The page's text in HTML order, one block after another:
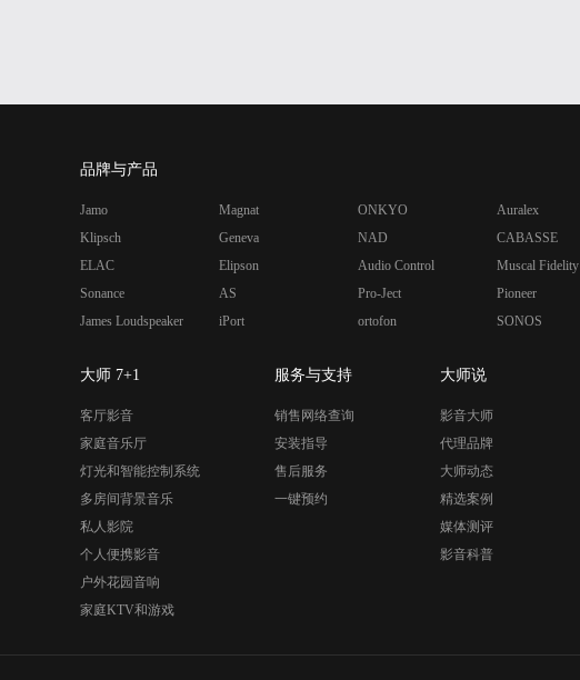
品牌与产品
Jamo
Klipsch
ELAC
Sonance
James Loudspeaker
Magnat
Geneva
Elipson
AS
iPort
ONKYO
NAD
Audio Control
Pro-Ject
ortofon
Auralex
CABASSE
Muscal Fidelity
Pioneer
SONOS
大师 7+1
客厅影音
家庭音乐厅
灯光和智能控制系统
多房间背景音乐
私人影院
个人便携影音
户外花园音响
家庭KTV和游戏
服务与支持
销售网络查询
安装指导
售后服务
一键预约
大师说
影音大师
代理品牌
大师动态
精选案例
媒体测评
影音科普